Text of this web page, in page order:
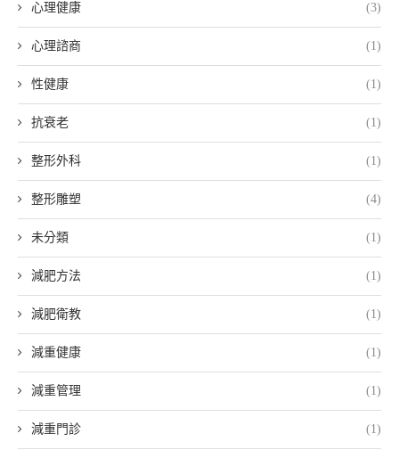
心理健康 (3)
心理諮商 (1)
性健康 (1)
抗衰老 (1)
整形外科 (1)
整形雕塑 (4)
未分類 (1)
減肥方法 (1)
減肥衛教 (1)
減重健康 (1)
減重管理 (1)
減重門診 (1)